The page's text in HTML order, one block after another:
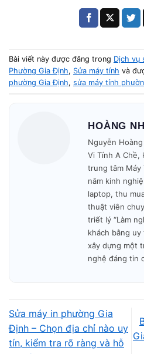
Cam kết dịchBáo giá
ép giá.
Quy Trình Sửa
🚗 Có mặt tại nhà khách
🔧 Kiểm tra – báo giá –
🎁 Bảo hành minh bạch –
Mở cửa: 09h00 – 19h30mỗi
Bài viết này được đăng trong Dịch vụ
Phường Gia Định, Sửa máy tính và
phường Gia Định, sửa máy tính
HOÀNG
Nguyễn
Vi Tính A
trung tâm Máy
năm kinh
laptop, thu
thuật viên
triết lý “Làm
khách bằng uy
xây dựng một
nghệ đáng tin
Sửa máy in phường Gia
Định – Chọn địa chỉ nào uy
tín, kiểm tra rõ ràng và hỗ